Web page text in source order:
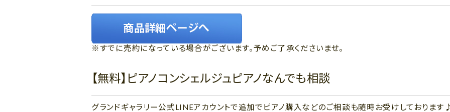
※すでに売約になっている場合がございます。予めご了承くださいませ。
【無料】ピアノコンシェルジュピアノなんでも相談
グランドギャラリー公式LINEアカウントで追加でピアノ購入などのご相談も随時お受けしております